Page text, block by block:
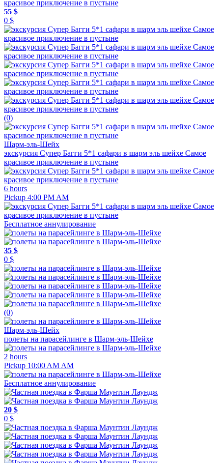
55 $
0 $
(0)
Шарм-эль-Шейх
экскурсия Супер Багги 5*1 сафари в шарм эль шейхе Самое
красивое приключение в пустыне
6 hours
Pickup 4:00 PM AM
Бесплатное аннулирование
35 $
0 $
(0)
Шарм-эль-Шейх
полеты на парасейлинге в Шарм-эль-Шейхе
2 hours
Pickup 10:00 AM AM
Бесплатное аннулирование
20 $
0 $